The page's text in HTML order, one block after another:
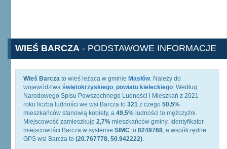
WIEŚ BARCZA - PODSTAWOWE INFORMACJE
Wieś Barcza to wieś leżąca w gminie Masłów. Należy do
województwa świętokrzyskiego, powiatu kieleckiego. Według
Narodowego Spisu Powszechnego Ludności i Mieszkań z 2021
roku liczba ludności we wsi Barcza to 321 z czego 50,5%
mieszkańców stanowią kobiety, a 49,5% ludności to mężczyźni.
Miejscowość zamieszkuje 2,7% mieszkańców gminy. Identyfikator
miejscowości Barcza w systemie SIMC to 0249768, a współrzędne
GPS wsi Barcza to (20.767778, 50.942222).